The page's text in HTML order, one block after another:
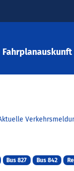
Fahrplanauskunft
Bus 827 Bus 842